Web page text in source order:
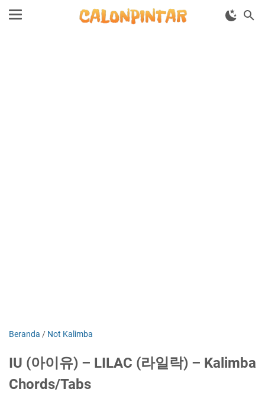
Beranda / Not Kalimba
IU (아이유) – LILAC (라일락) – Kalimba
Chords/Tabs